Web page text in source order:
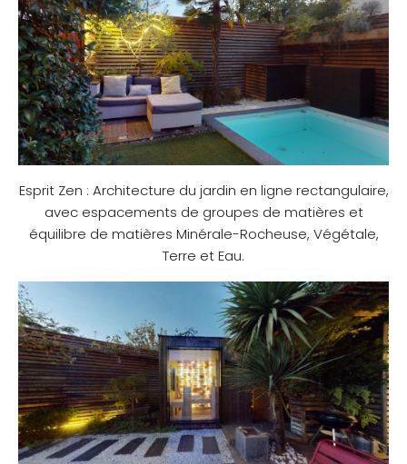
Esprit Zen : Architecture du jardin en ligne rectangulaire,
avec espacements de groupes de matières et
équilibre de matières Minérale-Rocheuse, Végétale,
Terre et Eau.